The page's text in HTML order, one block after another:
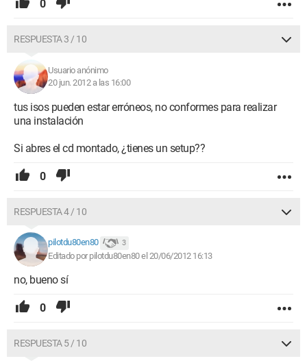
0
RESPUESTA 3 / 10
Usuario anónimo
20 jun. 2012 a las 16:00
tus isos pueden estar erróneos, no conformes para realizar
una instalación
Si abres el cd montado, ¿tienes un setup??
0
RESPUESTA 4 / 10
pilotdu80en80 3
Editado por pilotdu80en80 el 20/06/2012 16:13
no, bueno sí
0
RESPUESTA 5 / 10